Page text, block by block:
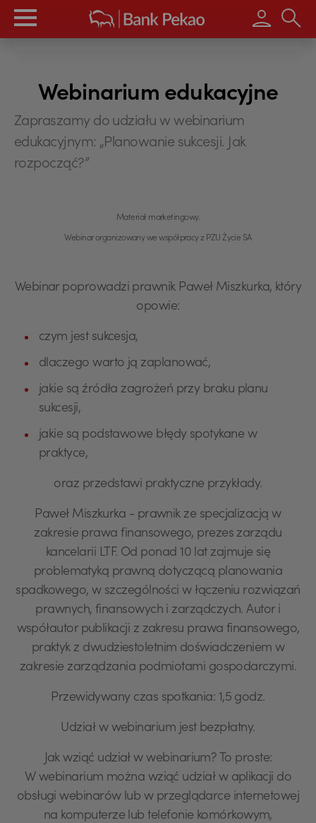
Wpisz
Webinarium edukacyjne
Zapraszamy do udziału w webinarium
edukacyjnym: „Planowanie sukcesji. Jak
rozpocząć?”
Materiał marketingowy.
Webinar organizowany we współpracy z PZU Życie SA
Webinar poprowadzi prawnik Paweł Miszkurka, który
opowie:
czym jest sukcesja,
dlaczego warto ją zaplanować,
jakie są źródła zagrożeń przy braku planu
sukcesji,
jakie są podstawowe błędy spotykane w
praktyce,
oraz przedstawi praktyczne przykłady.
Paweł Miszkurka - prawnik ze specjalizacją w
zakresie prawa finansowego, prezes zarządu
kancelarii LTF. Od ponad 10 lat zajmuje się
problematyką prawną dotyczącą planowania
spadkowego, w szczególności w łączeniu rozwiązań
prawnych, finansowych i zarządczych. Autor i
współautor publikacji z zakresu prawa finansowego,
praktyk z dwudziestoletnim doświadczeniem w
zakresie zarządzania podmiotami gospodarczymi.
Przewidywany czas spotkania: 1,5 godz.
Udział w webinarium jest bezpłatny.
Jak wziąć udział w webinarium? To proste:
W webinarium można wziąć udział w aplikacji do
obsługi webinarów lub w przeglądarce internetowej
na komputerze lub telefonie komórkowym,